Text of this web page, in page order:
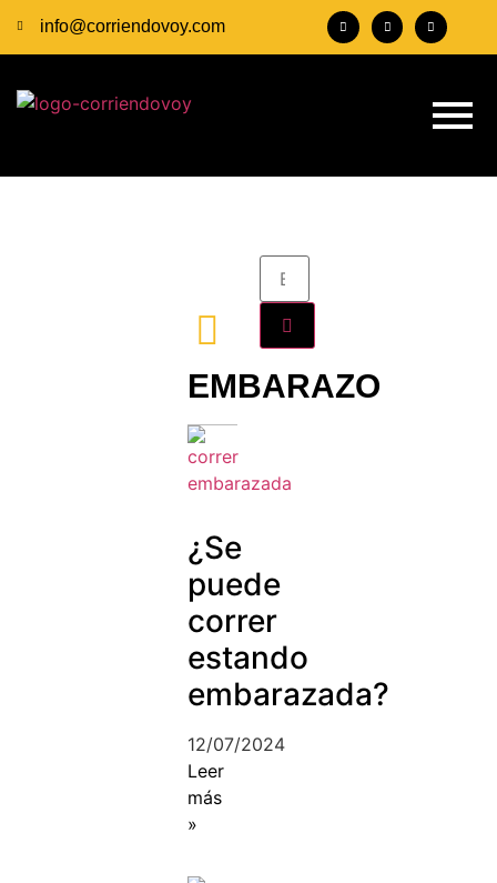
info@corriendovoy.com
EMBARAZO
¿Se
puede
correr
estando
embarazada?
12/07/2024
Leer
más
»